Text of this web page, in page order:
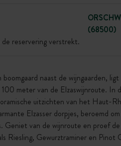
(68500)
reservering verstrekt.
naast de wijngaarden, ligt
meter van de Elzaswijnroute. In
uitzichten van het Haut-
Elzasser dorpjes, beroemd
Geniet van de wijnroute en proef de
Riesling, Gewurztraminer en Pinot